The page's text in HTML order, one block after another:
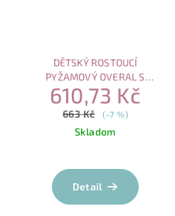
DĚTSKÝ ROSTOUCÍ
PYŽAMOVÝ OVERAL S
MAGNETICKÝM ZAPÍNÁNÍM –
MODRÁ LOĎKA
610,73 Kč
663 Kč (–7 %)
Skladom
hodnocení
produktu
Detail